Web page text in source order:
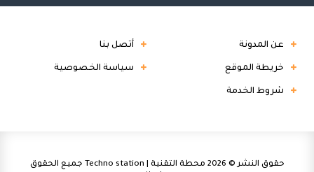
عن المدونة أتصل بنا
خريطة الموقع سياسة الخصوصية
شروط الخدمة
حقوق النشر © 2026 محطة التقنية | Techno station
جميع الحقوق